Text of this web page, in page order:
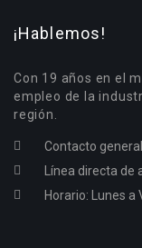
¡Hablemos!
Con 19 años en el
empleo de la
región.
Contacto
Línea directa de
Horario: Lunes a